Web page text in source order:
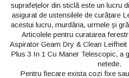
suprafețelor din sticlă este un lucru
asigurat de ustensilele de curățare
acestui lucru, murdăria, urmele și
Articolele pentru curatarea
Aspirator Geam Dry & Clean
Plus 3 In 1 Cu Maner Telescopic, a
netede.
Pentru fiecare exista cozi fixe